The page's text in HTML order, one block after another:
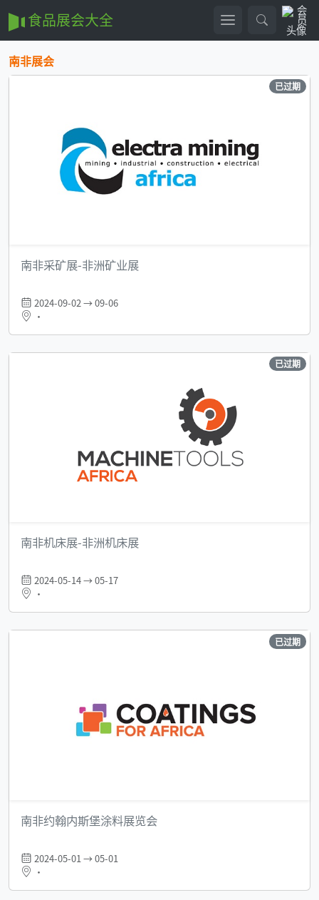
食品展会大全
南非展会
南非采矿展-非洲矿业展
2024-09-02 → 09-06
•
已过期
南非机床展-非洲机床展
2024-05-14 → 05-17
•
已过期
南非约翰内斯堡涂料展览会
2024-05-01 → 05-01
•
已过期